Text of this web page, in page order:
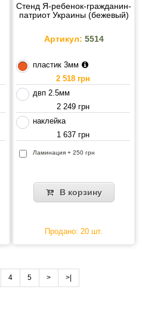
Стенд Я-ребенок-гражданин-
патриот Украины (бежевый)
Артикул: 5514
пластик 3мм
2 518 грн
двп 2.5мм
2 249 грн
наклейка
1 637 грн
Ламинация + 250 грн
В корзину
Продано: 20 шт.
4 5 > >|